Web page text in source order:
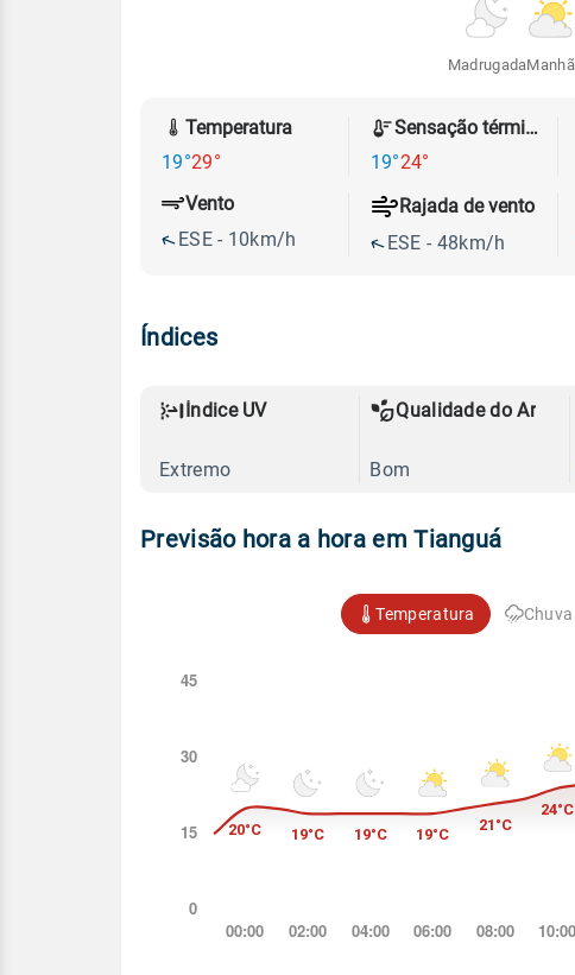
MadrugadaManhã
Temperatura
19°29°
Sensação térmica
19°24°
Vento
ESE - 10km/h
Rajada de vento
ESE - 48km/h
Índices
Índice UV
Extremo
Qualidade do Ar
Bom
Previsão hora a hora em Tianguá
Temperatura Chuva